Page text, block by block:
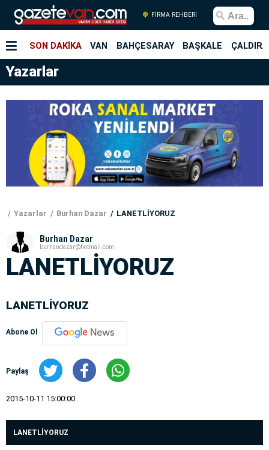
FİRMA REHBERİ
SON DAKİKA VAN BAHÇESARAY BAŞKALE
Yazarlar
Yazarlar Burhan Dazar LANETLİYORUZ
Burhan Dazar
burhandazar@hotmail.com
LANETLİYORUZ
LANETLİYORUZ
Abone Ol
Paylaş
2015-10-11 15:00:00
LANETLİYORUZ